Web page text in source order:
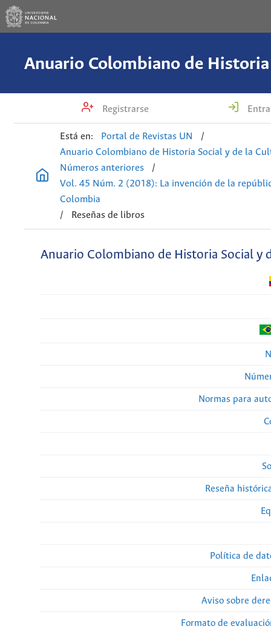
Registrarse
Está en: Portal de Revistas UN
/
Anuario Colombiano de Historia Social y de la
Números anteriores
/
Vol. 45 Núm. 2 (2018): La invención de la
Colombia
/
Reseñas de libros
Anuario Colombiano de Historia Social y
Normas para
Reseña
Política de
Aviso sobre
Formato de